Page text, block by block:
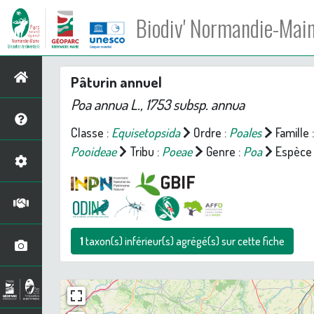
Biodiv' Normandie-
Pâturin annuel
Poa annuaL., 1753 subsp. annua
Classe : Equisetopsida Ordre : Poales
Famille
Pooideae
Tribu : Poeae Genre : Poa
1 taxon(s) inférieur(s) agrégé(s) sur cette fiche